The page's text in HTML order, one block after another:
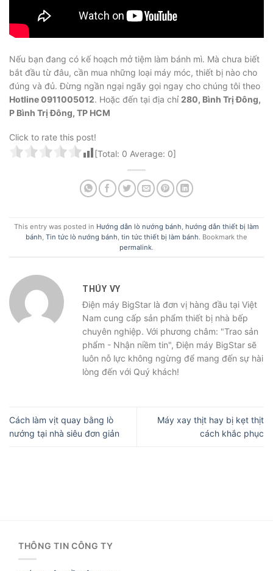
Nếu bạn đang có kế hoạch mở tiệm làm bánh mì. Mà chưa biết
bắt đầu từ đâu, cần mua những loại máy móc, thiết bị nào cho
đúng và đủ. Đừng ngần ngại ngãy gọi ngay cho chúng tôi theo
Hotline 0911005012. Hoặc đến tại địa chỉ 280, Bình Trị Đông,
P Bình Trị Đông, TP HCM
Click to rate this post!
[Total: 0 Average: 0]
This entry was posted in Hướng dẫn lò nướng bánh hướng dẫn thiết bị làm
bánh Tin tức lò nướng bánh tin tức thiết bị làm bánh. Bookmark the
permalink.
THÚY VY
Điện máy BigStar là đơn vị hàng đầu tại Việt
Nam cung cấp sản phẩm thiết bị nhà bếp
chuyên nghiệp. Với phương châm: "Trao sản
phẩm - Nhận niềm tin", Điện máy BigStar sẽ
luôn nỗ lực không ngừng để mang đến sự hài
lòng đến với Quý khách!
Cách làm vịt quay bằng lò
nướng tại nhà siêu đơn giản
Máy xay thịt hay bị kẹt thịt
cách khắc phục
THÔNG TIN CÔNG TY